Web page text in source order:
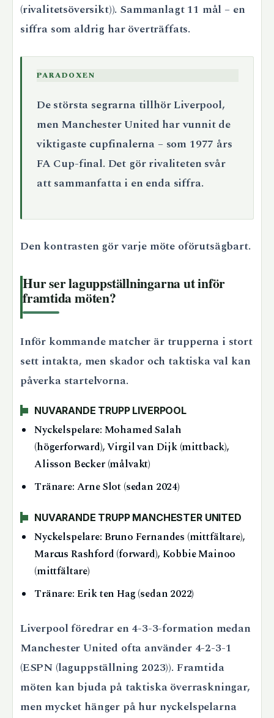
(rivalitetsöversikt)). Sammanlagt 11 mål – en
siffra som aldrig har överträffats.
PARADOXEN
De största segrarna tillhör Liverpool,
men Manchester United har vunnit de
viktigaste cupfinalerna – som 1977 års
FA Cup-final. Det gör rivaliteten svår
att sammanfatta i en enda siffra.
Den kontrasten gör varje möte oförutsägbart.
Hur ser laguppställningarna ut inför
framtida möten?
Inför kommande matcher är trupperna i stort
sett intakta, men skador och taktiska val kan
påverka startelvorna.
NUVARANDE TRUPP LIVERPOOL
Nyckelspelare: Mohamed Salah
(högerforward), Virgil van Dijk (mittback),
Alisson Becker (målvakt)
Tränare: Arne Slot (sedan 2024)
NUVARANDE TRUPP MANCHESTER UNITED
Nyckelspelare: Bruno Fernandes (mittfältare),
Marcus Rashford (forward), Kobbie Mainoo
(mittfältare)
Tränare: Erik ten Hag (sedan 2022)
Liverpool föredrar en 4-3-3-formation medan
Manchester United ofta använder 4-2-3-1
(ESPN (laguppställning 2023)). Framtida
möten kan bjuda på taktiska överraskningar,
men mycket hänger på hur nyckelspelarna